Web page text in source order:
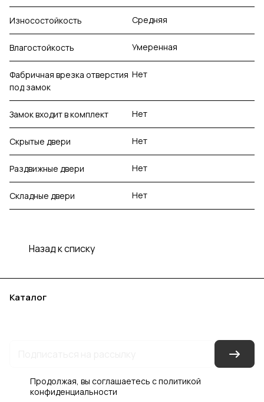
Износостойкость Средняя
Влагостойкость Умеренная
Фабричная врезка отверстия
под замок
Нет
Замок входит в комплект Нет
Скрытые двери Нет
Раздвижные двери Нет
Складные двери Нет
Назад к списку
Каталог
Продолжая, вы соглашаетесь сполитикой
конфиденциальности